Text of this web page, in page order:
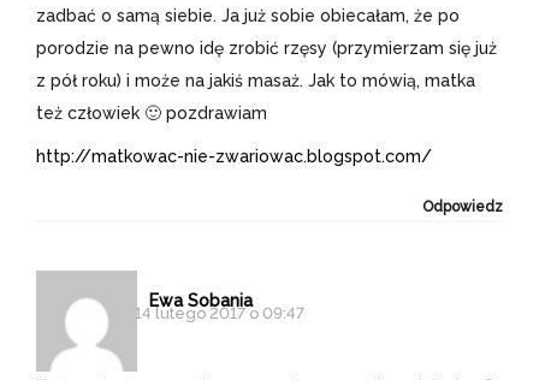
zadbać o samą siebie. Ja już sobie obiecałam, że po
porodzie na pewno idę zrobić rzęsy (przymierzam się już
z pół roku) i może na jakiś masaż. Jak to mówią, matka
też człowiek 🙂 pozdrawiam
http://matkowac-nie-zwariowac.blogspot.com/
Odpowiedz
Ewa Sobania
14 lutego 2017 o 09:47